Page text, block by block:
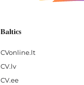
Baltics
CVonline.lt
CV.lv
CV.ee